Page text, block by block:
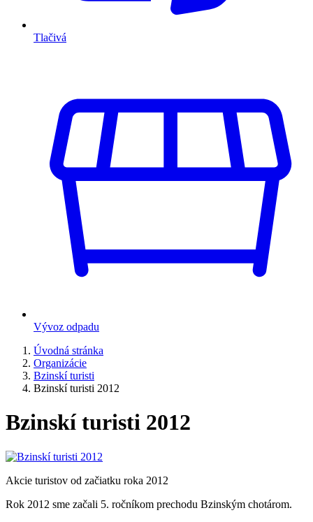
Tlačivá
Vývoz odpadu
Úvodná stránka
Organizácie
Bzinskí turisti
Bzinskí turisti 2012
Bzinskí turisti 2012
Akcie turistov od začiatku roka 2012
Rok 2012 sme začali 5. ročníkom prechodu Bzinským chotárom.